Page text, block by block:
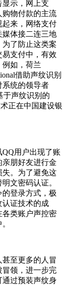
示，网上支
购物付款的主流
来，网络支付
媒体接二连三地
了防止这类案
支付中，有效
如，荷兰
借助声纹识别
系统的领导者
于声纹识别的
正在中国建设银
用户出现了账
朋好友进行金
。为了避免这
文密码认证。
登录方式，极
认证技术的成
类账户声控密
至更多的人冒
领，进一步完
过预装声纹身